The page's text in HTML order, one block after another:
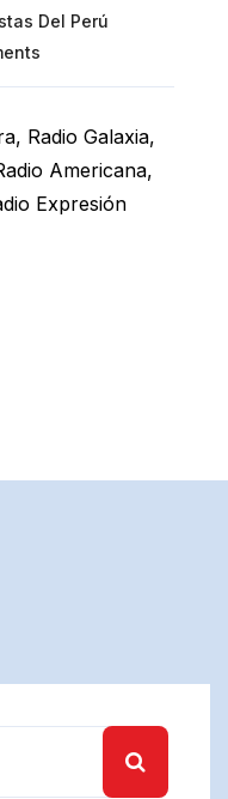
Del Perú
Radio Galaxia,
Americana,
Expresión